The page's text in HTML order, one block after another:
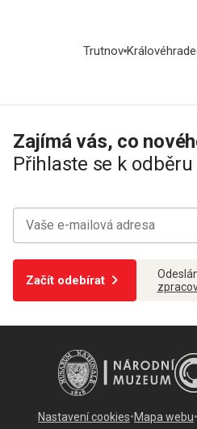
Trutnov
Zajímá vás, co
Přihlaste se k
Začít odebírat
Nastavení cookies•Mapa webu•